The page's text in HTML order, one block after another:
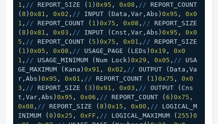
1 , // REPORT_SIZE ( 1 ) 0x95 , 0x08 , // REPORT_COUNT
( 8 ) 0x81 , 0x02 , // INPUT (Data,Var,Abs) 0x95 , 0x0
1 , // REPORT_COUNT ( 1 ) 0x75 , 0x08 , // REPORT_SIZE
( 8 ) 0x81 , 0x03 , // INPUT (Cnst,Var,Abs) 0x95 , 0x0
5 , // REPORT_COUNT ( 5 ) 0x75 , 0x01 , // REPORT_SIZE
( 1 ) 0x05 , 0x08 , // USAGE_PAGE (LEDs) 0x19 , 0x0
1 , // USAGE_MINIMUM (Num Lock) 0x29 , 0x05 , // USA
GE_MAXIMUM (Kana) 0x91 , 0x02 , // OUTPUT (Data,Va
r,Abs) 0x95 , 0x01 , // REPORT_COUNT ( 1 ) 0x75 , 0x0
3 , // REPORT_SIZE ( 3 ) 0x91 , 0x03 , // OUTPUT (Cns
t,Var,Abs) 0x95 , 0x06 , // REPORT_COUNT ( 6 ) 0x75
0x08 , // REPORT_SIZE ( 8 ) 0x15 , 0x00 , // LOGICAL_M
INIMUM ( 0 ) 0x25 , 0xFF , // LOGICAL_MAXIMUM ( 255 ) 0